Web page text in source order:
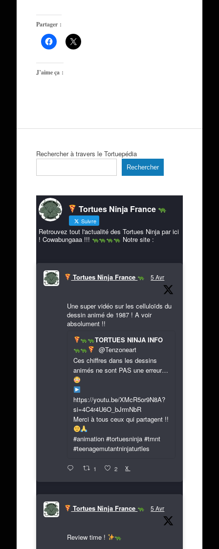
Partager :
J’aime ça :
Rechercher à travers le Tortuepédia
Rechercher
Tortues Ninja France
Suivre
Retrouvez tout l'actualité des Tortues Ninja par ici
! Cowabungaaa !!!
Notre site :
Tortues Ninja France 5 Avr
Une super vidéo sur les celluloïds du
dessin animé de 1987 ! A voir
absolument !!
TORTUES NINJA INFO
@Tenzoneart
Ces chiffres dans les dessins
animés ne sont PAS une erreur…
https://youtu.be/XMcR5or9N8A?
si=4C4r4U6O_bJrmNbR
Merci à tous ceux qui partagent !!
#animation #tortuesninja #tmnt
#teenagemutantninjaturtles
1 2 X
Tortues Ninja France 5 Avr
Review time !